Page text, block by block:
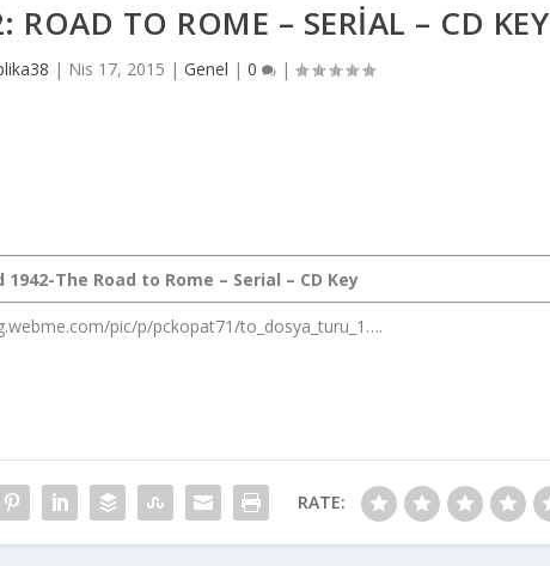
ROAD TO ROME – SERIAL – CD KEY
| Nis 17, 2015 |Genel |0 |
The Road to Rome – Serial – CD Key
pic/p/pckopat71/to_dosya_turu_1….
RATE: